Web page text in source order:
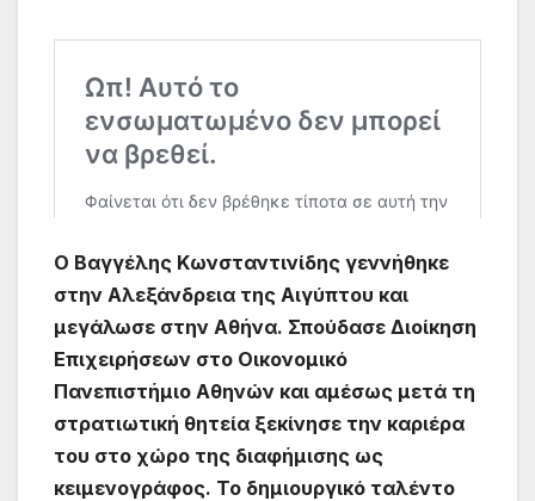
Ο Βαγγέλης Κωνσταντινίδης γεννήθηκε
στην Αλεξάνδρεια της Αιγύπτου και
μεγάλωσε στην Αθήνα. Σπούδασε Διοίκηση
Επιχειρήσεων στο Οικονομικό
Πανεπιστήμιο Αθηνών και αμέσως μετά τη
στρατιωτική θητεία ξεκίνησε την καριέρα
του στο χώρο της διαφήμισης ως
κειμενογράφος. Το δημιουργικό ταλέντο